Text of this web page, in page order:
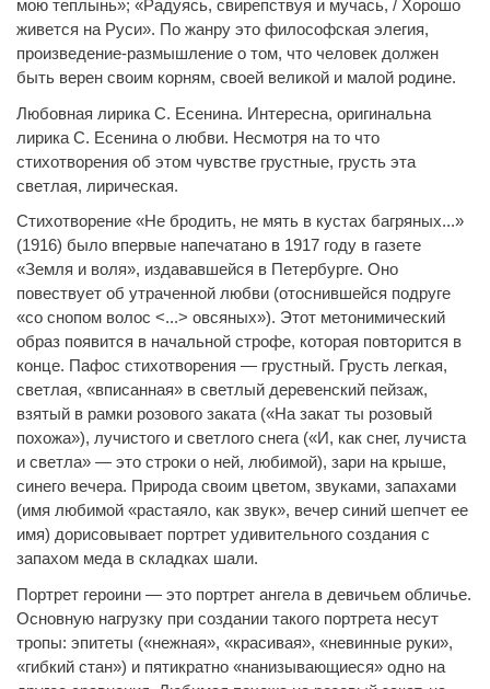
мою теплынь»; «Радуясь, свирепствуя и мучась, / Хорошо
живется на Руси». По жанру это философская элегия,
произведение-размышление о том, что человек должен
быть верен своим корням, своей великой и малой родине.
Любовная лирика С. Есенина. Интересна, оригинальна
лирика С. Есенина о любви. Несмотря на то что
стихотворения об этом чувстве грустные, грусть эта
светлая, лирическая.
Стихотворение «Не бродить, не мять в кустах багряных...»
(1916) было впервые напечатано в 1917 году в газете
«Земля и воля», издававшейся в Петербурге. Оно
повествует об утраченной любви (отоснившейся подруге
«со снопом волос <...> овсяных»). Этот метонимический
образ появится в начальной строфе, которая повторится в
конце. Пафос стихотворения — грустный. Грусть легкая,
светлая, «вписанная» в светлый деревенский пейзаж,
взятый в рамки розового заката («На закат ты розовый
похожа»), лучистого и светлого снега («И, как снег, лучиста
и светла» — это строки о ней, любимой), зари на крыше,
синего вечера. Природа своим цветом, звуками, запахами
(имя любимой «растаяло, как звук», вечер синий шепчет ее
имя) дорисовывает портрет удивительного создания с
запахом меда в складках шали.
Портрет героини — это портрет ангела в девичьем обличье.
Основную нагрузку при создании такого портрета несут
тропы: эпитеты («нежная», «красивая», «невинные руки»,
«гибкий стан») и пятикратно «нанизывающиеся» одно на